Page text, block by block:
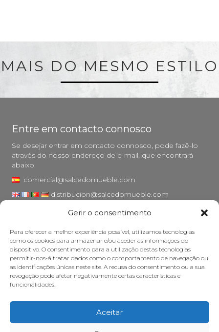
Gerir o consentimento
Para oferecer a melhor experiência possível, utilizamos tecnologias
como os cookies para armazenar e/ou aceder às informações do
dispositivo. O consentimento para a utilização destas tecnologias
permitir-nos-á tratar dados como o comportamento de navegação ou
as identificações únicas neste site. A recusa do consentimento ou a sua
revogação pode afetar negativamente certas características e
funcionalidades.
Aceitar
MAIS DO MESMO ESTILO
Entre em contacto connosco
Se desejar entrar em contacto connosco, pode fazê-lo
através do nosso endereço de e-mail, que encontrará
abaixo.
comercial@salcedomueble.com
distribucion@salcedomueble.com
Rua Arturo San Juan, 1 - Viana, Navarra (31230)
Instagram
Aviso legal
Política de privacidade
Política de cookies
Subsídios